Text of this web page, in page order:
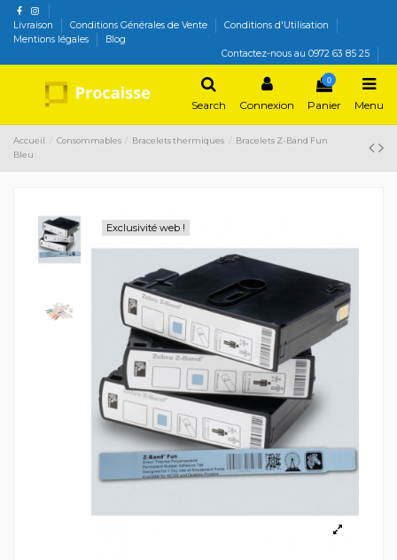
Livraison Conditions Générales de Vente
Conditions d'Utilisation
Mentions légales
Blog
Contactez-nous au 0972 63 85 25
Search Connexion
0
Panier Menu
Accueil Consommables Bracelets thermiques
Bracelets Z-Band Fun
Bleu
Exclusivité web !